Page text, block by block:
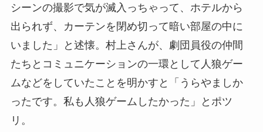
シーンの撮影で気が滅入っちゃって、ホテルから
出られず、カーテンを閉め切って暗い部屋の中に
いました」と述懐。村上さんが、劇団員役の仲間
たちとコミュニケーションの一環として人狼ゲー
ムなどをしていたことを明かすと「うらやましか
ったです。私も人狼ゲームしたかった」とポツ
リ。